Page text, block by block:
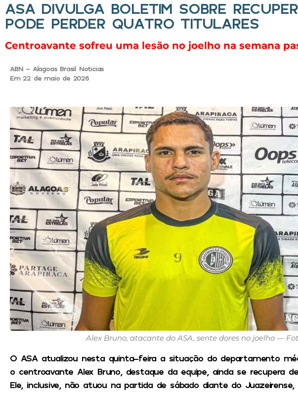
ASA DIVULGA BOLETIM SOBRE
PODE PERDER QUATRO TITULARES
Centroavante sofreu uma lesão no joelho na semana
ABN - Alagoas Brasil Noticias
Em 22 de maio de 2026
Alex Bruno, atacante do ASA, sente dores no joelho —
O ASA atualizou nesta quinta-feira a situação do departamento
o centroavante Alex Bruno, destaque da equipe, ainda se recupera
Ele, inclusive, não atuou na partida de sábado diante do Juazeirense,